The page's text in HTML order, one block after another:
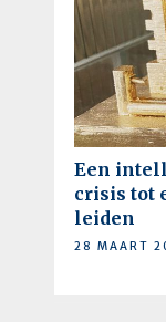
Een
crisis tot
leiden
28 MAART